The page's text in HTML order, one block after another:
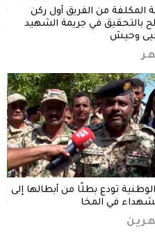
المكلفة من الفريق أول ركن
بالتحقيق في جريمة الشهيد
وحيش
تودع بطلًا من أبطالها إلى
في المخا